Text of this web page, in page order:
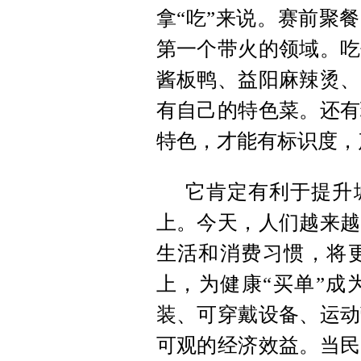
拿“吃”来说。赛前聚
第一个带火的领域。
酱板鸭、益阳麻辣烫
有自己的特色菜。还
特色，才能有标识度
它肯定有利于提升
上。今天，人们越来
生活和消费习惯，将
上，为健康“买单”
装、可穿戴设备、运
可观的经济效益。当